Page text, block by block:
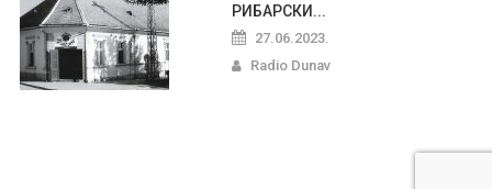
РИБАРСКИ...
27.06.2023.
Radio Dunav